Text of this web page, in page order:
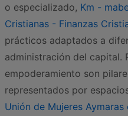
o especializado, Km -
Cristianas - Finanzas
prácticos adaptados a
administración del capital.
empoderamiento son
representados por
Unión de Mujeres